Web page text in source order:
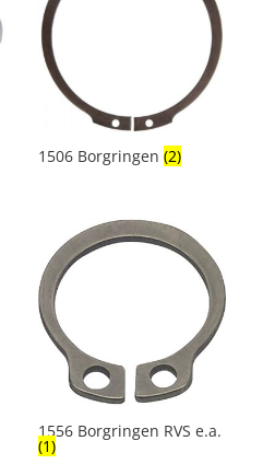
1506 Borgringen(2)
1556 Borgringen RVS e.a.
(1)